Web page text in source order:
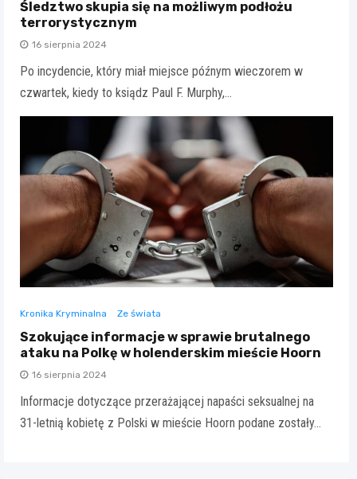
Śledztwo skupia się na możliwym podłożu
terrorystycznym
16 sierpnia 2024
Po incydencie, który miał miejsce późnym wieczorem w
czwartek, kiedy to ksiądz Paul F. Murphy,…
Kronika Kryminalna Ze świata
Szokujące informacje w sprawie brutalnego
ataku na Polkę w holenderskim mieście Hoorn
16 sierpnia 2024
Informacje dotyczące przerażającej napaści seksualnej na
31-letnią kobietę z Polski w mieście Hoorn podane zostały…